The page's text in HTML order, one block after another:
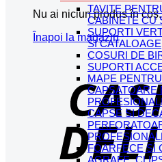
Nu ai niciun produs în coș.
Înapoi la magazin
TAVITE
CABINETE CU
SUPORTI
SI CATALOAGE
COSURI DE
SUPORTI
MAPE
CAPSATOARE
CAPSE SI
FOARFECE SI
AGRAFE,